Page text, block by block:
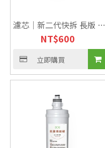
濾芯｜新二代快拆 長版 高
效顆粒碳【Haycarb】NSF
NT$600
立即購買